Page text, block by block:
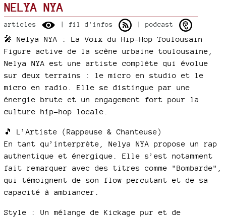
NELYA NYA
articles | fil d'infos | podcast
🎤 Nelya NYA : La Voix du Hip-Hop Toulousain
Figure active de la scène urbaine toulousaine,
Nelya NYA est une artiste complète qui évolue
sur deux terrains : le micro en studio et le
micro en radio. Elle se distingue par une
énergie brute et un engagement fort pour la
culture hip-hop locale.
🎵 L’Artiste (Rappeuse & Chanteuse)
En tant qu’interprète, Nelya NYA propose un rap
authentique et énergique. Elle s’est notamment
fait remarquer avec des titres comme "Bombarde",
qui témoignent de son flow percutant et de sa
capacité à ambiancer.​
Style : Un mélange de Kickage pur et de